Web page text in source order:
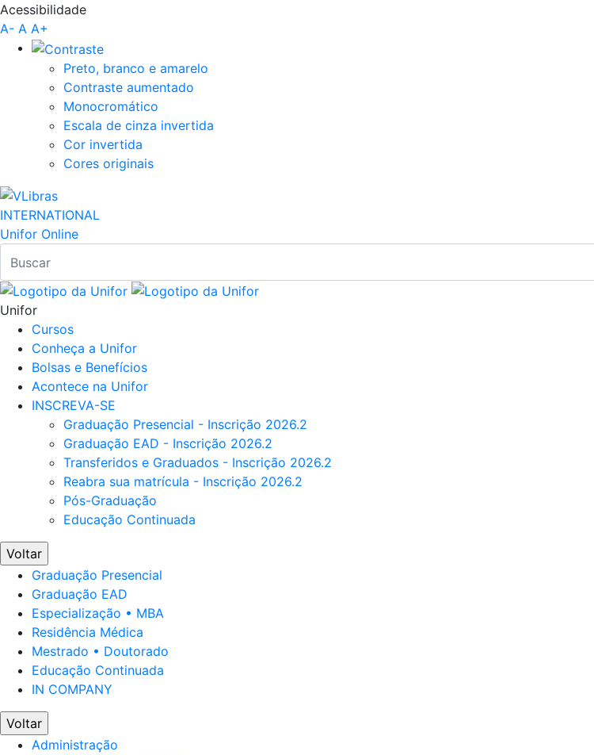
Pular para o Conteúdo principal
Acessibilidade
A- A A+
Preto, branco e amarelo
Contraste aumentado
Monocromático
Escala de cinza invertida
Cor invertida
Cores originais
INTERNATIONAL
Unifor Online
Unifor
Cursos
Conheça a Unifor
Bolsas e Benefícios
Acontece na Unifor
INSCREVA-SE
Graduação Presencial - Inscrição 2026.2
Graduação EAD - Inscrição 2026.2
Transferidos e Graduados - Inscrição 2026.2
Reabra sua matrícula - Inscrição 2026.2
Pós-Graduação
Educação Continuada
Voltar
Graduação Presencial
Graduação EAD
Especialização • MBA
Residência Médica
Mestrado • Doutorado
Educação Continuada
IN COMPANY
Voltar
Administração